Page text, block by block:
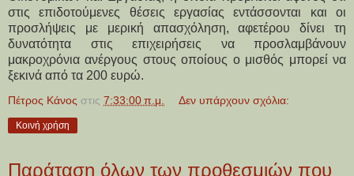
στις επιδοτούμενες θέσεις εργασίας εντάσσονται και οι
προσλήψεις με μερική απασχόληση, αφετέρου δίνει τη
δυνατότητα στις επιχειρήσεις να προσλαμβάνουν
μακροχρόνια ανέργους στους οποίους ο μισθός μπορεί να
ξεκινά από τα 200 ευρώ.
Πέτρος Κάνος στις 7:33:00 π.μ. Δεν υπάρχουν σχόλια:
Κοινή χρήση
Παράταση όλων των προθεσμιών που